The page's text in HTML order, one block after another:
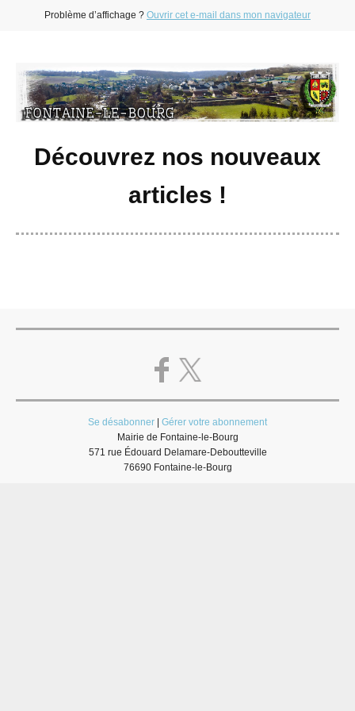
Problème d’affichage ? Ouvrir cet e-mail dans mon navigateur
Découvrez nos nouveaux
articles !
Se désabonner
Gérer votre abonnement
Mairie de Fontaine-le-Bourg
571 rue Édouard Delamare-Deboutteville
76690 Fontaine-le-Bourg